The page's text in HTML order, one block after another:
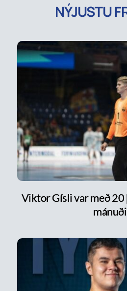
NÝJUSTU
Viktor Gísli var með 20
mánuði